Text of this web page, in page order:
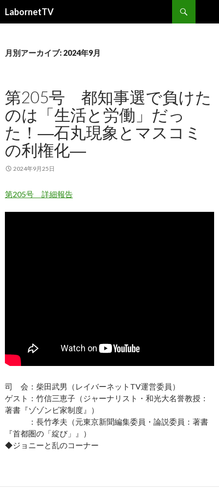
LabornetTV
索
ン
動
月別アーカイブ: 2024年9月
第205号 都知事選で負けた
のは「生活と労働」だっ
た！―石丸現象とマスコミ
の利権化―
2024年9月25日
第205号 詳細報告
司 会：柴田武男（レイバーネットTV運営委員）
ゲスト：竹信三恵子（ジャーナリスト・和光大名誉教授：
著書『ゾゾンビ家制度』）
：長竹孝夫（元東京新聞編集委員・論説委員：著書
『首都圏の「綻び」』）
◆ジョニーと乱のコーナー